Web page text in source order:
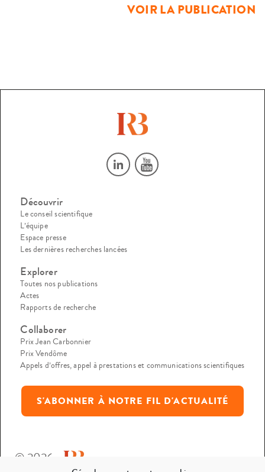
VOIR LA PUBLICATION
Découvrir
Le conseil scientifique
L’équipe
Espace presse
Les dernières recherches lancées
Explorer
Toutes nos publications
Actes
Rapports de recherche
Collaborer
Prix Jean Carbonnier
Prix Vendôme
Appels d’offres, appel à prestations et communications scientifiques
S'ABONNER À NOTRE FIL D'ACTUALITÉ
© 2026